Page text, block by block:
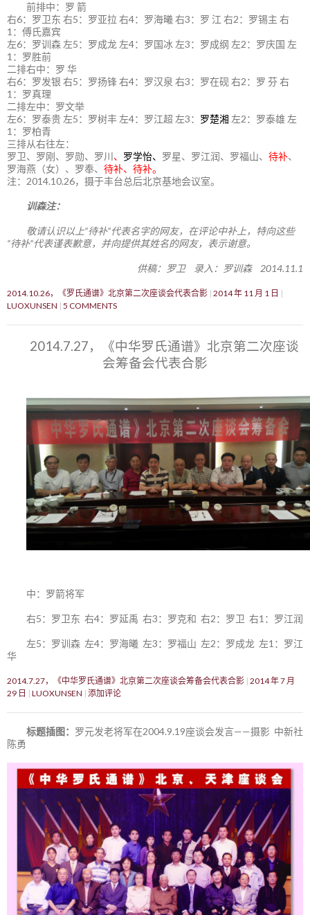
前排中：罗 箭
右6：罗卫东 右5：罗亚拉 右4：罗海曦 右3：罗 江 右2：罗锡主 右
1：傅氏嘉宾
左6：罗训森 左5：罗成龙 左4：罗国冰 左3：罗成纲 左2：罗庆国 左
1：罗胜前
二排右中：罗 华
右6：罗发银 右5：罗扬锋 右4：罗汉泉 右3：罗在砚 右2：罗 芬 右
1：罗真理
二排左中：罗文举
左6：罗泰贵 左5：罗树丰 左4：罗江超 左3： 罗楚湘 左2：罗泰雄 左
1：罗柏青
三排从右往左：
罗卫、罗刚、罗勋、罗川 、 罗学怡、 罗星、罗江润、罗福山、 待补、
罗海燕（女）、罗奉、 待补、待补。
注：2014.10.26，摄于丰台总后北京基地会议室。
训森注：
敬请认识以上“待补”代表名字的网友，在评论中补上，特向这些
“待补”代表谨表歉意，并向提供其姓名的网友，表示谢意。
供稿：罗卫 录入：罗训森 2014.11.1
2014.10.26，《罗氏通谱》北京第二次座谈会代表合影 2014 年 11 月 1 日
LUOXUNSEN 5 COMMENTS
2014.7.27，《中华罗氏通谱》北京第二次座谈
会筹备会代表合影
中：罗箭将军
右5：罗卫东 右4：罗延禹 右3：罗克和 右2：罗卫 右1：罗江润
左5：罗训森 左4：罗海曦 左3：罗福山 左2：罗成龙 左1：罗江
华
2014.7.27，《中华罗氏通谱》北京第二次座谈会筹备会代表合影 2014 年 7 月
29 日
LUOXUNSEN 添加评论
标题插图： 罗元发老将军在2004.9.19座谈会发言——摄影 中新社
陈勇